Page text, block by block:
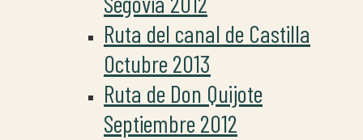
Ruta del canal de Castilla
Octubre 2013
Ruta de Don Quijote
Septiembre 2012